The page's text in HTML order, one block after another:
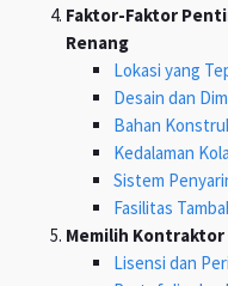
Faktor-Faktor
Renang
Lokasi yang
Desain dan
Bahan
Kedalaman
Sistem
Fasilitas
Memilih Kontraktor
Lisensi dan